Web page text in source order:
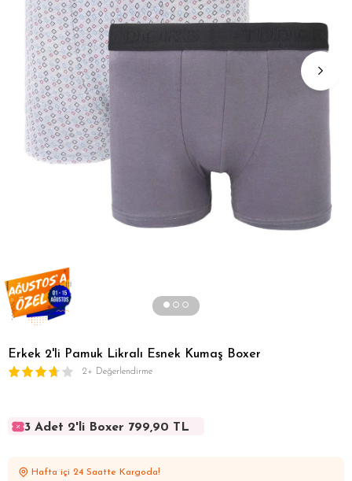
Erkek 2'li Pamuk Likralı Esnek Kumaş Boxer
2+ Değerlendirme
3 Adet 2'li Boxer 799,90 TL
Hafta içi 24 Saatte Kargoda!